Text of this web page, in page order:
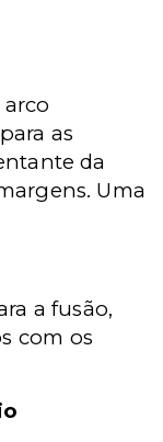
as
da
Uma
a fusão,
com os